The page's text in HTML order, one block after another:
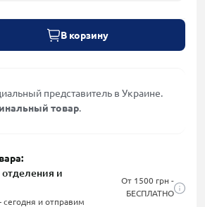
представитель в Украине.
товар.
В корзину
и
и отправим
От 1500 грн -
БЕСПЛАТНО